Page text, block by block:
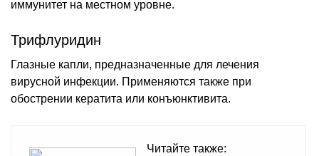
иммунитет на местном уровне.
Трифлуридин
Глазные капли, предназначенные для лечения
вирусной инфекции. Применяются также при
обострении кератита или конъюнктивита.
Читайте также: